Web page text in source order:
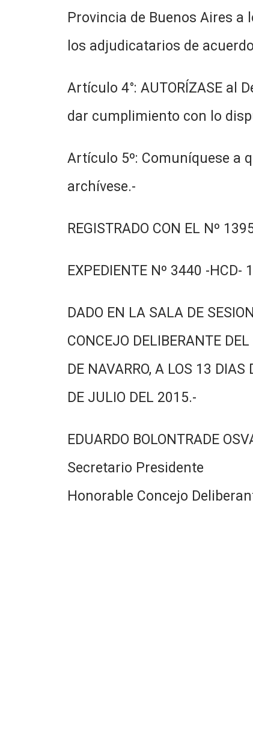
Provincia de Buenos Aires
los adjudicatarios de
Artículo 4°: AUTORÍZASE
dar cumplimiento con lo
Artículo 5º: Comuníquese a
archívese.-
REGISTRADO CON EL Nº
EXPEDIENTE Nº 3440 -HCD-
DADO EN LA SALA DE
CONCEJO DELIBERANTE DEL
DE NAVARRO, A LOS 13 DIAS
DE JULIO DEL 2015.-
EDUARDO BOLONTRADE
Secretario Presidente
Honorable Concejo